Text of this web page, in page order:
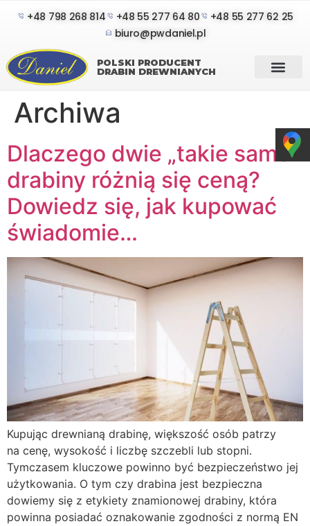
+48 798 268 814 +48 55 277 64 80
+48 55 277 62 25
biuro@pwdaniel.pl
POLSKI PRODUCENT
DRABIN DREWNIANYCH
Archiwa
Dlaczego dwie „takie same”
drabiny różnią się ceną?
Dowiedz się, jak kupować
świadomie…
Kupując drewnianą drabinę, większość osób patrzy
na cenę, wysokość i liczbę szczebli lub stopni.
Tymczasem kluczowe powinno być bezpieczeństwo jej
użytkowania. O tym czy drabina jest bezpieczna
dowiemy się z etykiety znamionowej drabiny, która
powinna posiadać oznakowanie zgodności z normą EN